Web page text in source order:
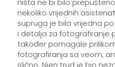
ništa ne bi bilo
nekoliko vrijednih
supruga je bila vrijedna
i detalja za fotografiranje
također pomagale
fotografiranja sa veom,
slično. Njen trud je bio